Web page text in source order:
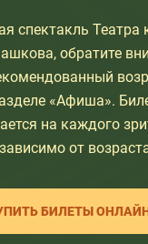
в жизни
О театре
спектакль Театра
обратите
«Афиша».
на каждого
от
БИЛЕТЫ